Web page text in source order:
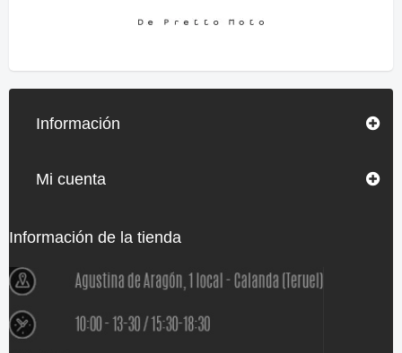
Información
Mi cuenta
Información de la tienda